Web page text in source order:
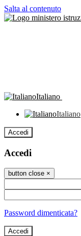
Salta al contenuto
Italiano
Italiano
Accedi
Accedi
button close ×
Password dimenticata?